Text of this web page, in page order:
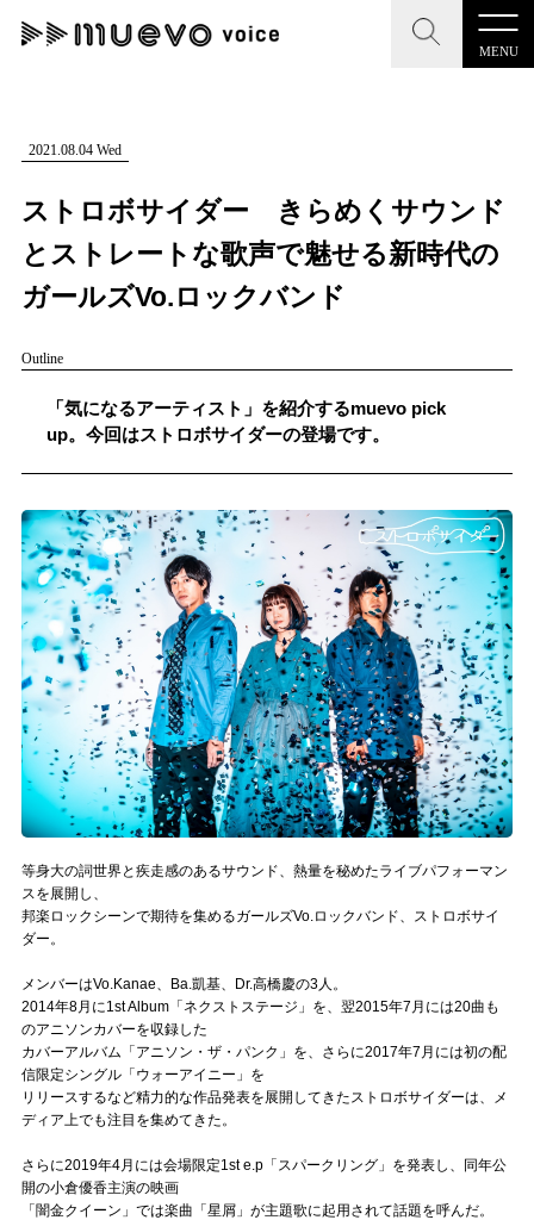
MENU
CLOSE
記事を検索する
#男性シンガー #HR/HM #女性シンガー
CLOSE
"読者の声を形にする”音楽特化メディア
記事一覧
プレスリリース一覧
お問い合わせ
記事リクエスト
ログイン
LINK
muevoクラウドファンディング
muevoコミュニティ
ぶいクラ！by muevo
ぶいコミュ！by muevo
ぶいマガ！ by muevo
Follow us
Official SNS
2021.08.04 Wed
ストロボサイダー きらめくサウンド
とストレートな歌声で魅せる新時代の
ガールズVo.ロックバンド
Outline
「気になるアーティスト」を紹介するmuevo pick
up。今回はストロボサイダーの登場です。
等身大の詞世界と疾走感のあるサウンド、熱量を秘めたライブパフォーマン
スを展開し、
邦楽ロックシーンで期待を集めるガールズVo.ロックバンド、ストロボサイ
ダー。
メンバーはVo.Kanae、Ba.凱基、Dr.高橋慶の3人。
2014年8月に1st Album「ネクストステージ」を、翌2015年7月には20曲も
のアニソンカバーを収録した
カバーアルバム「アニソン・ザ・パンク」を、さらに2017年7月には初の配
信限定シングル「ウォーアイニー」を
リリースするなど精力的な作品発表を展開してきたストロボサイダーは、メ
ディア上でも注目を集めてきた。
さらに2019年4月には会場限定1st e.p「スパークリング」を発表し、同年公
開の小倉優香主演の映画
「闇金クイーン」では楽曲「星屑」が主題歌に起用されて話題を呼んだ。